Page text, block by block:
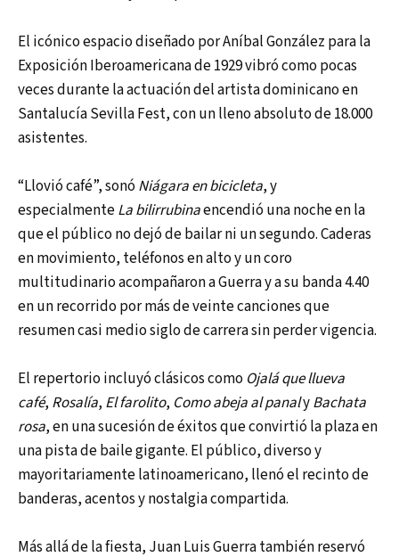
El icónico espacio diseñado por Aníbal González para la
Exposición Iberoamericana de 1929 vibró como pocas
veces durante la actuación del artista dominicano en
Santalucía Sevilla Fest, con un lleno absoluto de 18.000
asistentes.
“Llovió café”, sonóNiágara en bicicleta, y
especialmenteLa bilirrubinaencendió una noche en la
que el público no dejó de bailar ni un segundo. Caderas
en movimiento, teléfonos en alto y un coro
multitudinario acompañaron a Guerra y a su banda 4.40
en un recorrido por más de veinte canciones que
resumen casi medio siglo de carrera sin perder vigencia.
El repertorio incluyó clásicos como Ojalá que llueva
café, Rosalía, El farolito, Como abeja al panalyBachata
rosa, en una sucesión de éxitos que convirtió la plaza en
una pista de baile gigante. El público, diverso y
mayoritariamente latinoamericano, llenó el recinto de
banderas, acentos y nostalgia compartida.
Más allá de la fiesta, Juan Luis Guerra también reservó